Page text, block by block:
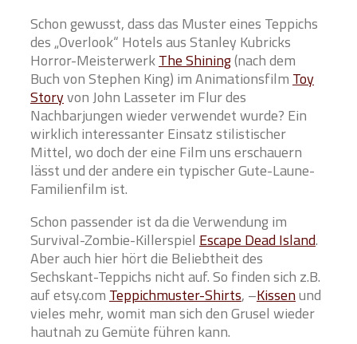
Schon gewusst, dass das Muster eines Teppichs
des „Overlook“ Hotels aus Stanley Kubricks
Horror-MeisterwerkThe Shining(nach dem
Buch von Stephen King) im Animationsfilm Toy
Storyvon John Lasseter im Flur des
Nachbarjungen wieder verwendet wurde? Ein
wirklich interessanter Einsatz stilistischer
Mittel, wo doch der eine Film uns erschauern
lässt und der andere ein typischer Gute-Laune-
Familienfilm ist.
Schon passender ist da die Verwendung im
Survival-Zombie-Killerspiel Escape Dead Island.
Aber auch hier hört die Beliebtheit des
Sechskant-Teppichs nicht auf. So finden sich z.B.
auf etsy.com Teppichmuster-Shirts, –Kissenund
vieles mehr, womit man sich den Grusel wieder
hautnah zu Gemüte führen kann.